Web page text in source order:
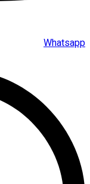
Whatsapp